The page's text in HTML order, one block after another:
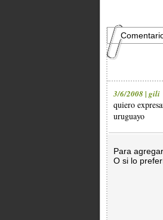
3/6/2008 | gili
quiero
uruguayo
Para
O si lo